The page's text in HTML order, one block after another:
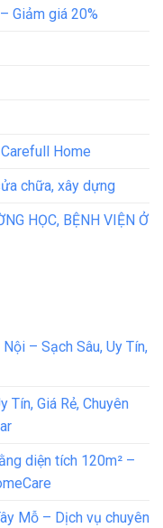
Giảm giá 20%
Home
chữa, xây dựng
HỌC, BỆNH VIỆN Ở
– Sạch Sâu, Uy Tín,
Tín, Giá Rẻ, Chuyên
diện tích 120m² –
Mỗ – Dịch vụ chuyên